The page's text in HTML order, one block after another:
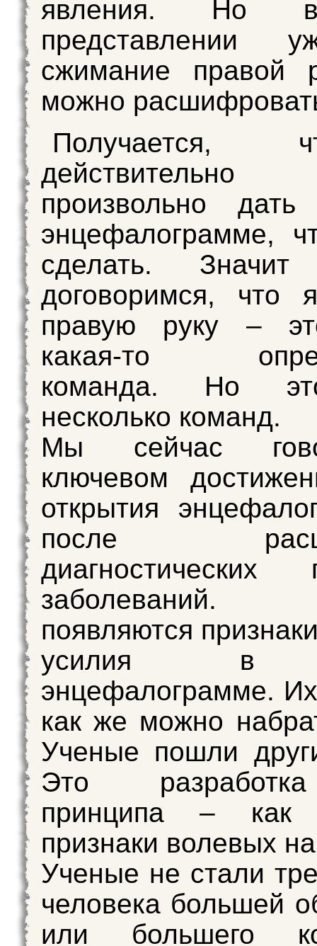
явления. Но
представлении
сжимание правой
можно
произвольно
энцефалограмме,
сделать. Значит
договоримся, что
правую руку –
какая-то
команда. Но
несколько команд.
Мы сейчас
ключевом
открытия
после
диагностических
заболеваний.
появляются
усилия в
энцефалограмме.
как же можно
Ученые пошли
Это
принципа – как
признаки волевых
Ученые не стали
человека большей
или большего